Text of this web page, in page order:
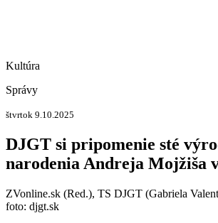
Kultúra
Správy
štvrtok 9.10.2025
DJGT si pripomenie sté
narodenia Andreja Mojžiša
ZVonline.sk (Red.), TS DJGT (Gabriela
foto: djgt.sk